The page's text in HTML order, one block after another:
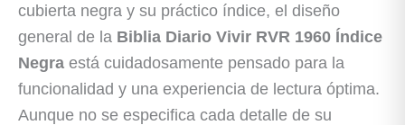
cubierta negra y su práctico índice, el diseño
general de la Biblia Diario Vivir RVR 1960 Índice
Negra está cuidadosamente pensado para la
funcionalidad y una experiencia de lectura óptima.
Aunque no se especifica cada detalle de su